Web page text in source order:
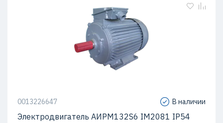
0013226647 В наличии
Электродвигатель АИРМ132S6 IM2081 IP54